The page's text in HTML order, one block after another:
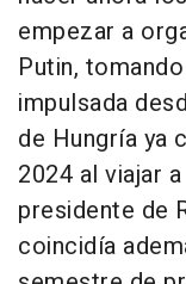
empezar a
Putin,
impulsada
de Hungría ya
2024 al viajar
presidente de
coincidía